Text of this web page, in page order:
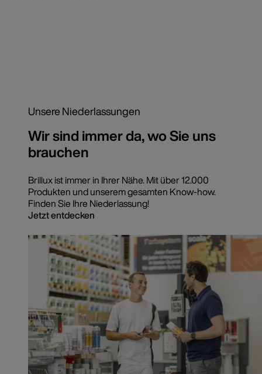
Unsere Niederlassungen
Wir sind immer da, wo Sie uns
brauchen
Brillux ist immer in Ihrer Nähe. Mit über 12.000
Produkten und unserem gesamten Know-how.
Finden Sie Ihre Niederlassung!
Jetzt entdecken